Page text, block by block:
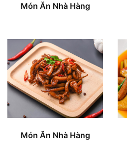
Món Ăn Nhà Hàng
Món Ăn Nhà Hàng